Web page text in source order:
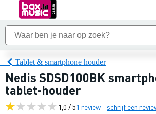
Tablet & smartphone houder
Nedis SDSD100BK
tablet-houder
1,0 / 51 review schrijf een